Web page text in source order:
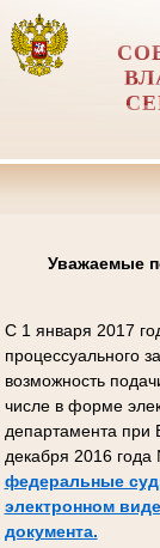
Уважаемые
С 1 января 2017
процессуального
возможность
числе в форме
департамента при
декабря 2016
федеральные
электронном
документа.